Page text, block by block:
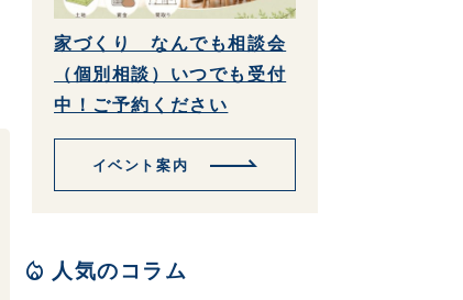
家づくり なんでも相談会
（個別相談）いつでも受付
中！ご予約ください
イベント案内
local_fire_department 人気のコラム